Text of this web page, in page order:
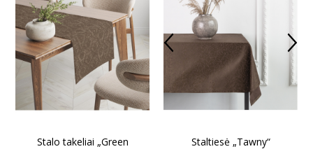
Stalo takeliai „Green
Staltiesė „Tawny“